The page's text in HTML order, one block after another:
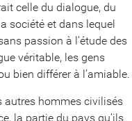
celle du dialogue, du
société et dans lequel
passion à l’étude des
véritable, les gens
bien différer à l’amiable.
autres hommes civilisés
la partie du pays qu’ils